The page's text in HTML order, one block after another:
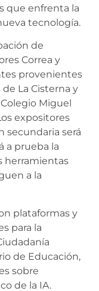
que enfrenta la
tecnología.
de
Correa y
provenientes
La Cisterna y
Miguel
expositores
secundaria será
a prueba la
herramientas
a la
plataformas y
para la
de Educación,
sobre
de la IA.